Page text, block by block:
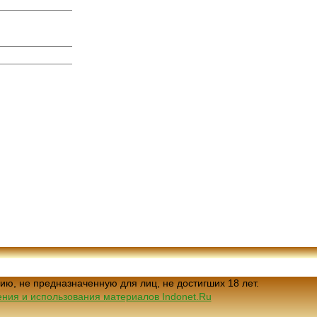
не предназначенную для лиц, не достигших 18 лет.
и использования материалов Indonet.Ru